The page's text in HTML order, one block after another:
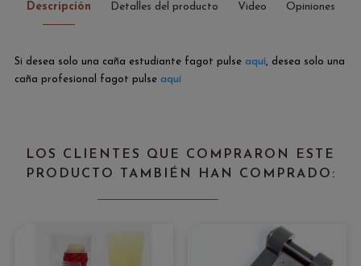
Descripción Detalles del producto Video Opiniones
Si desea solo una caña estudiante fagot pulse aquí, desea solo una
caña profesional fagot pulse aquí
LOS CLIENTES QUE COMPRARON ESTE
PRODUCTO TAMBIÉN HAN COMPRADO: